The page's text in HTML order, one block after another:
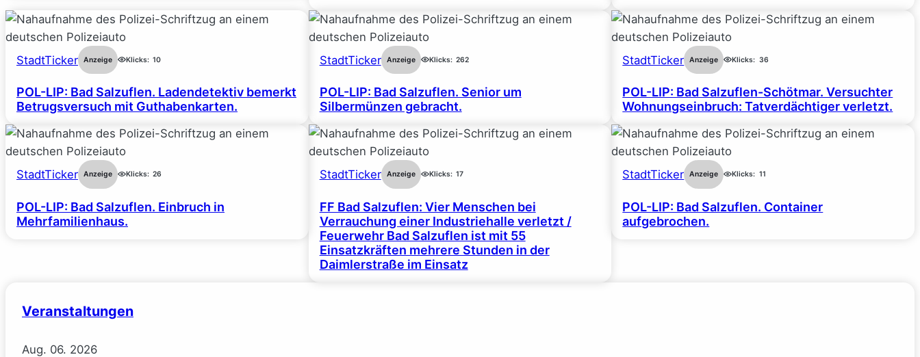
StadtTicker Anzeige Klicks: 10
POL-LIP: Bad Salzuflen. Ladendetektiv bemerkt
Betrugsversuch mit Guthabenkarten.
StadtTicker Anzeige Klicks: 262
POL-LIP: Bad Salzuflen. Senior um
Silbermünzen gebracht.
StadtTicker Anzeige Klicks: 36
POL-LIP: Bad Salzuflen-Schötmar. Versuchter
Wohnungseinbruch: Tatverdächtiger verletzt.
StadtTicker Anzeige Klicks: 26
POL-LIP: Bad Salzuflen. Einbruch in
Mehrfamilienhaus.
StadtTicker Anzeige Klicks: 17
FF Bad Salzuflen: Vier Menschen bei
Verrauchung einer Industriehalle verletzt /
Feuerwehr Bad Salzuflen ist mit 55
Einsatzkräften mehrere Stunden in der
Daimlerstraße im Einsatz
StadtTicker Anzeige Klicks: 11
POL-LIP: Bad Salzuflen. Container
aufgebrochen.
Veranstaltungen
Aug. 06. 2026